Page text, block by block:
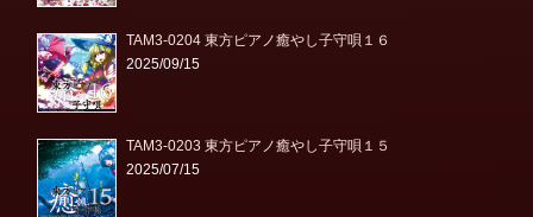
TAM3-0204 東方ピアノ癒やし子守唄１６
2025/09/15
TAM3-0203 東方ピアノ癒やし子守唄１５
2025/07/15